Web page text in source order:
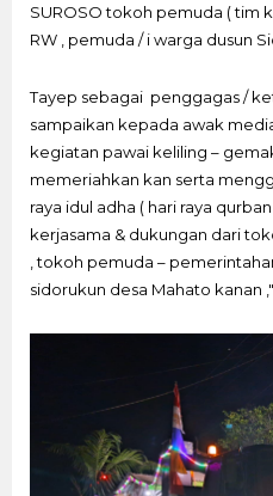
SUROSO tokoh pemuda ( tim
RW , pemuda / i warga dusun
Tayep sebagai penggagas /
sampaikan kepada awak
kegiatan pawai keliling –
memeriahkan kan serta
raya idul adha ( hari raya
kerjasama & dukungan dari
, tokoh pemuda –
sidorukun desa Mahato kanan ,"